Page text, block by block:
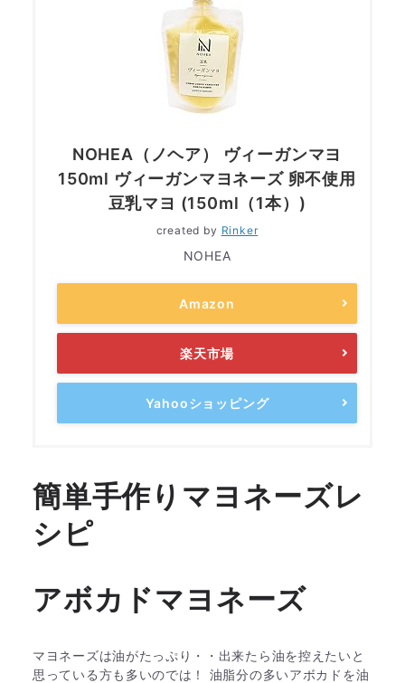
NOHEA（ノヘア） ヴィーガンマヨ
150ml ヴィーガンマヨネーズ 卵不使用
豆乳マヨ (150ml（1本）)
created by Rinker
NOHEA
Amazon
楽天市場
Yahooショッピング
簡単手作りマヨネーズレ
シピ
アボカドマヨネーズ
マヨネーズは油がたっぷり・・出来たら油を控えたいと
思っている方も多いのでは！ 油脂分の多いアボカドを油